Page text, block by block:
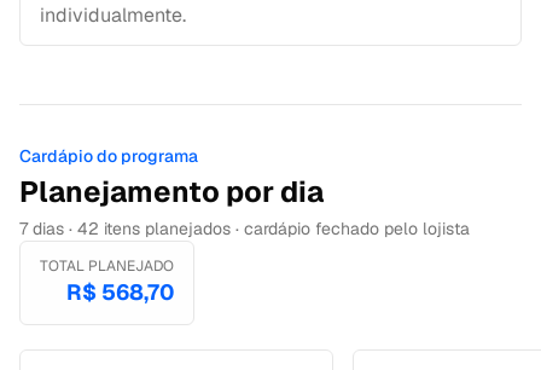
individualmente.
Cardápio do programa
Planejamento por dia
7 dias · 42 itens planejados · cardápio fechado pelo lojista
TOTAL PLANEJADO
R$ 568,70